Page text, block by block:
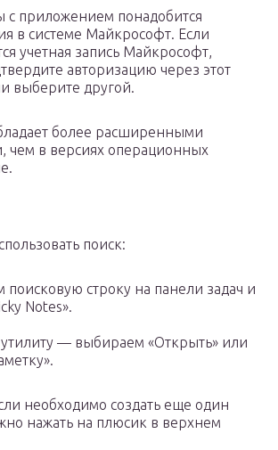
с приложением понадобится
в системе Майкрософт. Если
учетная запись Майкрософт,
авторизацию через этот
выберите другой.
более расширенными
чем в версиях операционных
поиск:
поисковую строку на панели задач и
Notes».
утилиту — выбираем «Открыть» или
необходимо создать еще один
нажать на плюсик в верхнем